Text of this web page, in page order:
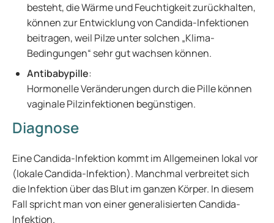
besteht, die Wärme und Feuchtigkeit zurückhalten,
können zur Entwicklung von Candida-Infektionen
beitragen, weil Pilze unter solchen „Klima-
Bedingungen“ sehr gut wachsen können.
Antibabypille:
Hormonelle Veränderungen durch die Pille können
vaginale Pilzinfektionen begünstigen.
Diagnose
Eine Candida-Infektion kommt im Allgemeinen lokal vor
(lokale Candida-Infektion). Manchmal verbreitet sich
die Infektion über das Blut im ganzen Körper. In diesem
Fall spricht man von einer generalisierten Candida-
Infektion.